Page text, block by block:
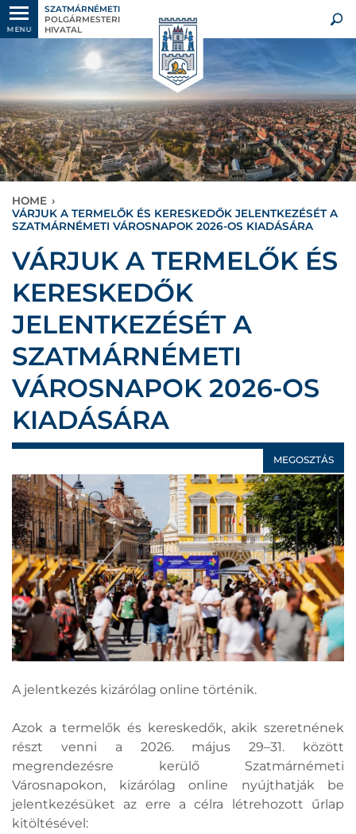
MENU
SZATMÁRNÉMETI
POLGÁRMESTERI
HIVATAL
HOME ›
VÁRJUK A TERMELŐK ÉS KERESKEDŐK JELENTKEZÉSÉT A
SZATMÁRNÉMETI VÁROSNAPOK 2026-OS KIADÁSÁRA
VÁRJUK A TERMELŐK ÉS
KERESKEDŐK
JELENTKEZÉSÉT A
SZATMÁRNÉMETI
VÁROSNAPOK 2026-OS
KIADÁSÁRA
MEGOSZTÁS
A jelentkezés kizárólag online történik.
Azok a termelők és kereskedők, akik szeretnének
részt venni a 2026. május 29–31. között
megrendezésre kerülő Szatmárnémeti
Városnapokon, kizárólag online nyújthatják be
jelentkezésüket az erre a célra létrehozott űrlap
kitöltésével: